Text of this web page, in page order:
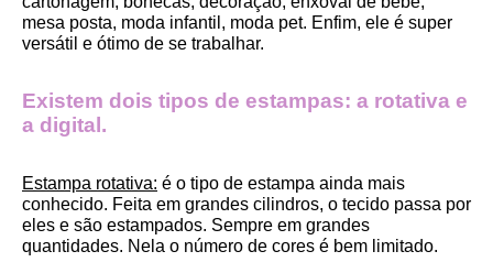
mesa posta, moda infantil, moda pet. Enfim, ele é super
versátil e ótimo de se trabalhar.
Existem dois tipos de estampas: a rotativa e
a digital.
Estampa rotativa: é o tipo de estampa ainda mais
conhecido. Feita em grandes cilindros, o tecido passa por
eles e são estampados. Sempre em grandes
quantidades. Nela o número de cores é bem limitado.